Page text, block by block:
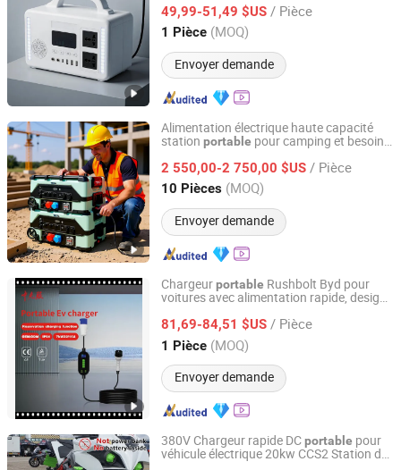
49,99-51,49 $US / Pièce
1 Pièce (MOQ)
Envoyer demande
Zhejiang, China Depuis 2025
Alimentation électrique haute capacité
station portable pour camping et besoins
2 550,00-2 750,00 $US / Pièce
10 Pièces (MOQ)
Envoyer demande
Suzhou Drivelong Intelligence Technology Co., Ltd.
Jiangsu, China Depuis 2017
Chargeurportable Rushbolt Byd pour
voitures avec alimentation rapide, design
trajets quotidiens avec CE
81,69-84,51 $US / Pièce
1 Pièce (MOQ)
Envoyer demande
Anhui Zhongchongfu Iot Technology Co., Ltd.
Anhui, China Depuis 2025
380V Chargeur rapide DCportable pour
véhicule électrique 20kw CCS2 Station de
Guangzhou Max Power New Energy Technology Co., Ltd.